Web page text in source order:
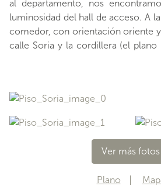
al departamento, nos
luminosidad del hall de acceso. A
comedor, con orientación oriente y
calle Soria y la cordillera (el
máximo de 10,5 mts). Esta zona
todo durante las mañana, dado
conexión directa con una amplia
pleno aprovechamiento como área
controla el asoleamiento, y la
calle. . Todo este espaci
Ver más fotos
Plano